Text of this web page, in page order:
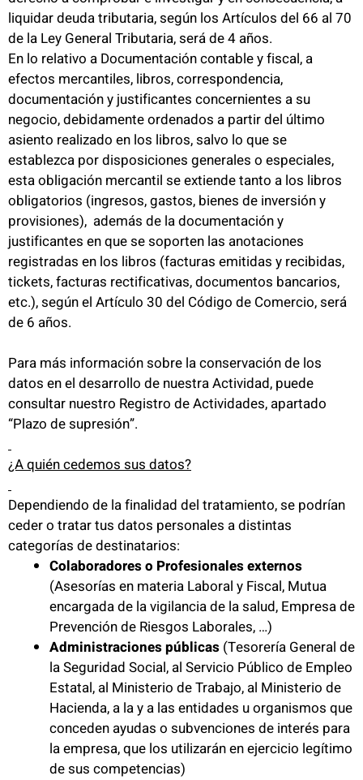
liquidar deuda tributaria, según los Artículos del 66 al 70
de la Ley General Tributaria, será de 4 años.
En lo relativo a Documentación contable y fiscal, a
efectos mercantiles, libros, correspondencia,
documentación y justificantes concernientes a su
negocio, debidamente ordenados a partir del último
asiento realizado en los libros, salvo lo que se
establezca por disposiciones generales o especiales,
esta obligación mercantil se extiende tanto a los libros
obligatorios (ingresos, gastos, bienes de inversión y
provisiones), además de la documentación y
justificantes en que se soporten las anotaciones
registradas en los libros (facturas emitidas y recibidas,
tickets, facturas rectificativas, documentos bancarios,
etc.), según el Artículo 30 del Código de Comercio, será
de 6 años.
Para más información sobre la conservación de los
datos en el desarrollo de nuestra Actividad, puede
consultar nuestro Registro de Actividades, apartado
“Plazo de supresión”.
¿A quién cedemos sus datos?
Dependiendo de la finalidad del tratamiento, se podrían
ceder o tratar tus datos personales a distintas
categorías de destinatarios:
Colaboradores o Profesionales externos
(Asesorías en materia Laboral y Fiscal, Mutua
encargada de la vigilancia de la salud, Empresa de
Prevención de Riesgos Laborales, …)
Administraciones públicas (Tesorería General de
la Seguridad Social, al Servicio Público de Empleo
Estatal, al Ministerio de Trabajo, al Ministerio de
Hacienda, a la y a las entidades u organismos que
conceden ayudas o subvenciones de interés para
la empresa, que los utilizarán en ejercicio legítimo
de sus competencias)